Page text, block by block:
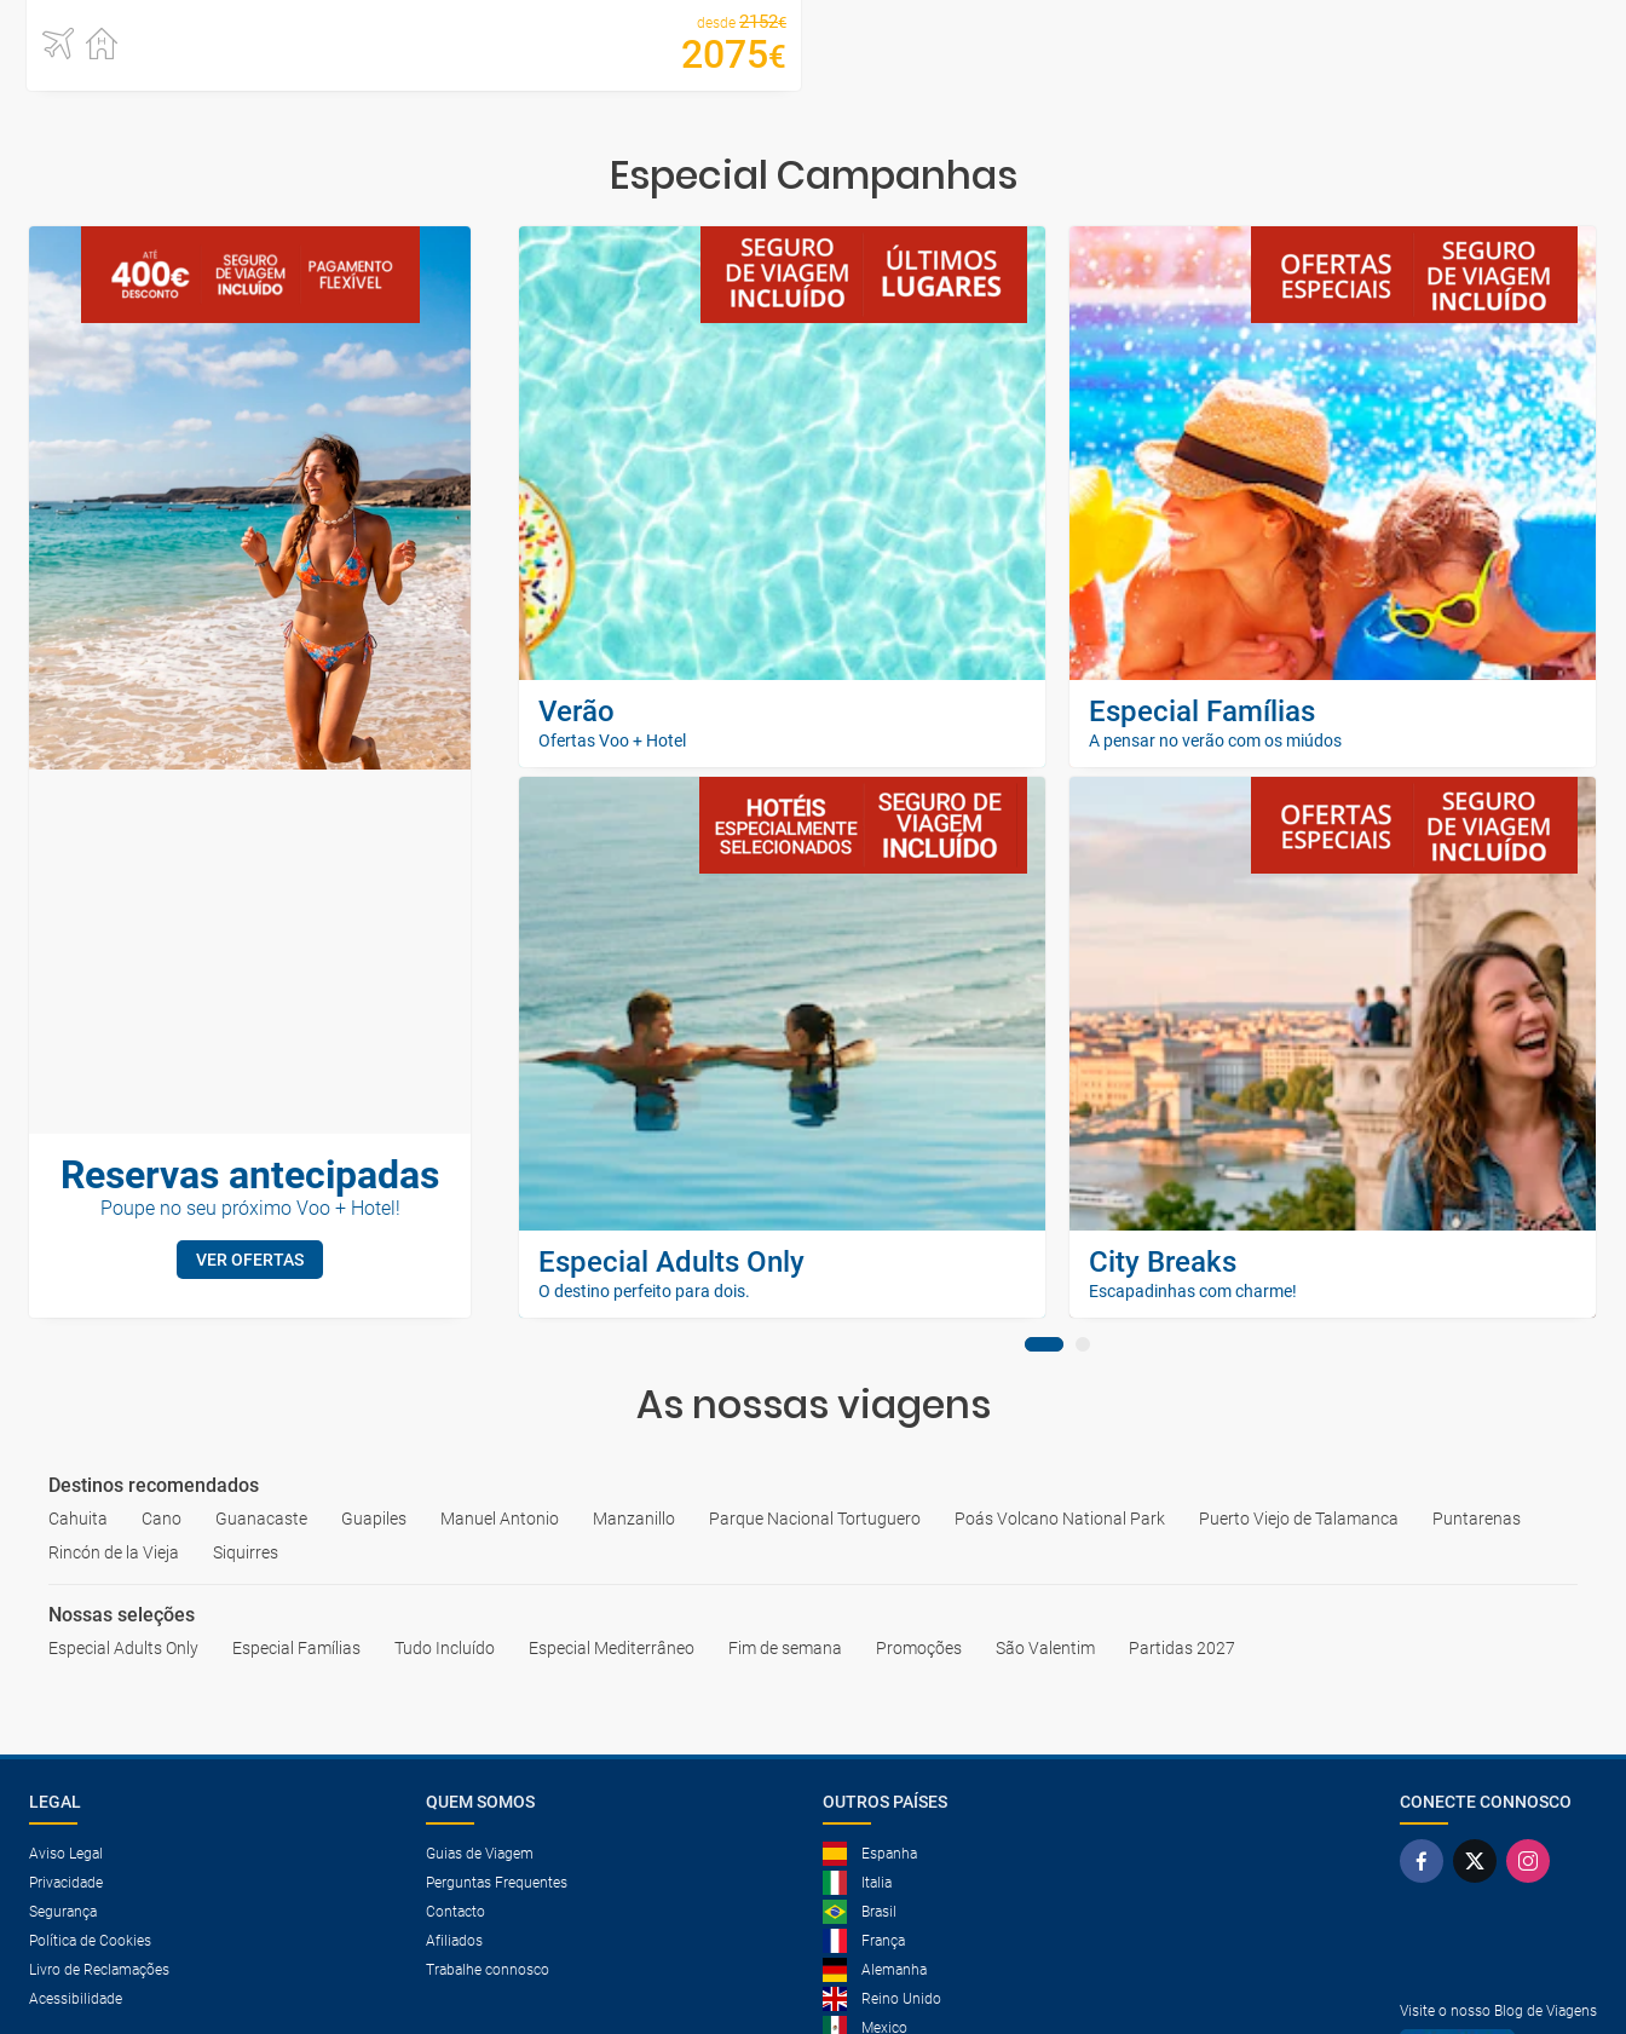
desde 2152€
2075€
Especial Campanhas
Reservas antecipadas
Poupe no seu próximo Voo + Hotel!
VER OFERTAS
Verão
Ofertas Voo + Hotel
Especial Adults Only
O destino perfeito para dois.
Especial Famílias
A pensar no verão com os miúdos
City Breaks
Escapadinhas com charme!
As nossas viagens
Destinos recomendados
Cahuita Cano Guanacaste Guapiles Manuel Antonio Manzanillo Parque Nacional Tortuguero Poás Volcano National Park Puerto Viejo de Talamanca
Puntarenas
Rincón de la Vieja
Siquirres
Nossas seleções
Especial Adults Only Especial Famílias Tudo Incluído Especial Mediterrâneo Fim de semana Promoções São Valentim Partidas 2027
LEGAL
Aviso Legal
Privacidade
Segurança
Política de Cookies
Livro de Reclamações
Acessibilidade
QUEM SOMOS
Guias de Viagem
Perguntas Frequentes
Contacto
Afiliados
Trabalhe connosco
OUTROS PAÍSES
Espanha
Italia
Brasil
França
Alemanha
Reino Unido
Mexico
CONECTE CONNOSCO
Visite o nosso Blog de Viagens